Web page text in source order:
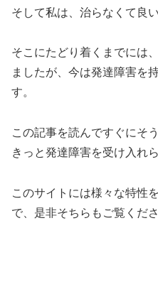
そして私は、治らなくて良
そこにたどり着くまでには
ましたが、今は発達障害を
す。
この記事を読んですぐにそ
きっと発達障害を受け入れ
このサイトには様々な特性
で、是非そちらもご覧くださ